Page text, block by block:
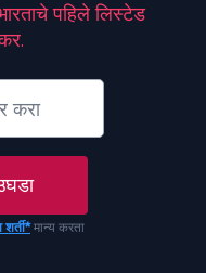
पहिले लिस्टेड
मान्य करता